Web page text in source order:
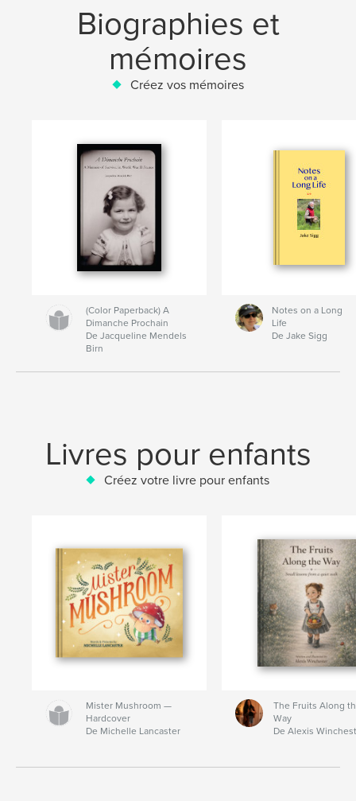
Biographies et
mémoires
Créez vos mémoires
(Color Paperback) A
Dimanche Prochain
De Jacqueline Mendels
Birn
Notes on a Long
Life
De Jake Sigg
Livres pour enfants
Créez votre livre pour enfants
Mister Mushroom —
Hardcover
De Michelle Lancaster
The Fruits Along
Way
De Alexis